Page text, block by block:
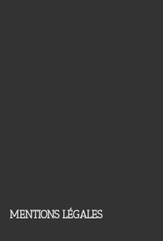
MENTIONS LÉGALES